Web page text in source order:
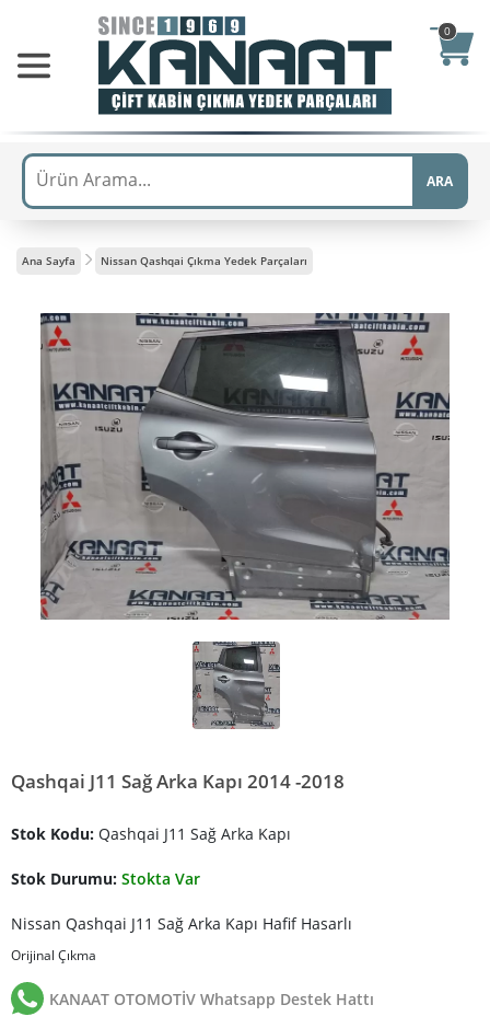
0
ARA
Ana Sayfa Nissan Qashqai Çıkma Yedek Parçaları
Qashqai J11 Sağ Arka Kapı 2014 -2018
Stok Kodu: Qashqai J11 Sağ Arka Kapı
Stok Durumu: Stokta Var
Nissan Qashqai J11 Sağ Arka Kapı Hafif Hasarlı
Orijinal Çıkma
KANAAT OTOMOTİV Whatsapp Destek Hattı